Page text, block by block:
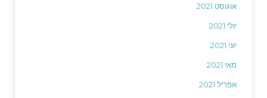
אוגוסט 2021
יולי 2021
יוני 2021
מאי 2021
אפריל 2021